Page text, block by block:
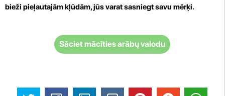
bieži pieļautajām kļūdām, jūs varat sasniegt savu mērķi.
Sāciet mācīties arābų valodu